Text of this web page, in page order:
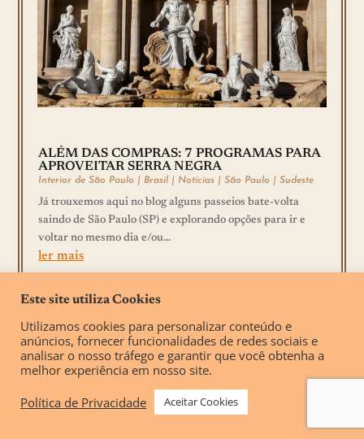
ALÉM DAS COMPRAS: 7 PROGRAMAS PARA
APROVEITAR SERRA NEGRA
Interior de São Paulo | Brasil | Notícias |São Paulo |Sudeste
Já trouxemos aqui no blog alguns passeios bate-volta
saindo de São Paulo (SP) e explorando opções para ir e
voltar no mesmo dia e/ou...
ler mais
Este site utiliza Cookies
Utilizamos cookies para personalizar conteúdo e
anúncios, fornecer funcionalidades de redes sociais e
analisar o nosso tráfego e garantir que você obtenha a
melhor experiência em nosso site.
Política de Privacidade
Aceitar Cookies